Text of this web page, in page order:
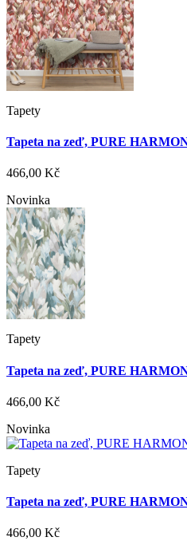
Tapety
Tapeta na zeď, PURE
466,00 Kč
Novinka
Tapety
Tapeta na zeď, PURE
466,00 Kč
Novinka
Tapety
Tapeta na zeď, PURE
466,00 Kč